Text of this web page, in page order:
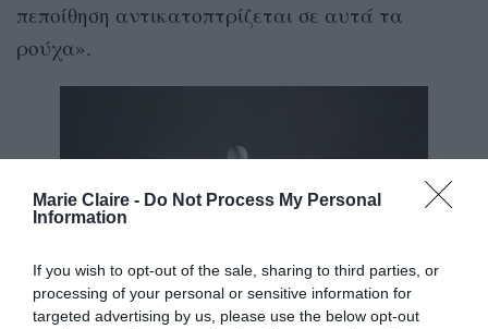
Marie Claire - Do Not Process My Personal
Information
If you wish to opt-out of the sale, sharing to third parties, or
processing of your personal or sensitive information for
targeted advertising by us, please use the below opt-out
πεποίθηση αντικατοπτρίζεται σε αυτά τα
ρούχα».